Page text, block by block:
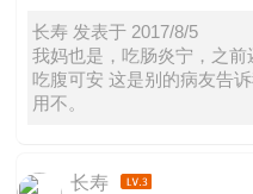
长寿 发表于 2017/8/5
我妈也是，吃肠炎宁，之
吃腹可安 这是别的病友告
用不。
长寿